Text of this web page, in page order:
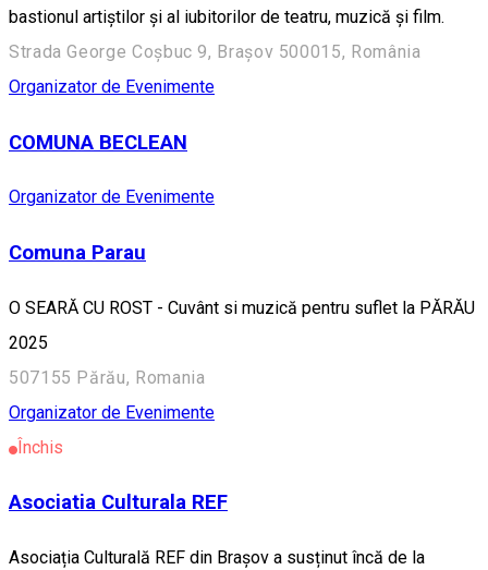
bastionul artiștilor și al iubitorilor de teatru, muzică și film.
Strada George Coșbuc 9, Brașov 500015, România
Organizator de Evenimente
COMUNA BECLEAN
Organizator de Evenimente
Comuna Parau
O SEARĂ CU ROST - Cuvânt si muzică pentru suflet la PĂRĂU
2025
507155 Părău, Romania
Organizator de Evenimente
Închis
Asociatia Culturala REF
Asociația Culturală REF din Brașov a susținut încă de la